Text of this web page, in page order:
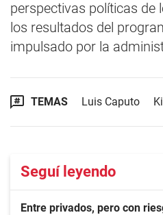
perspectivas políticas de
los resultados del
impulsado por la
TEMAS Luis Caputo
Seguí leyendo
Entre privados, pero con